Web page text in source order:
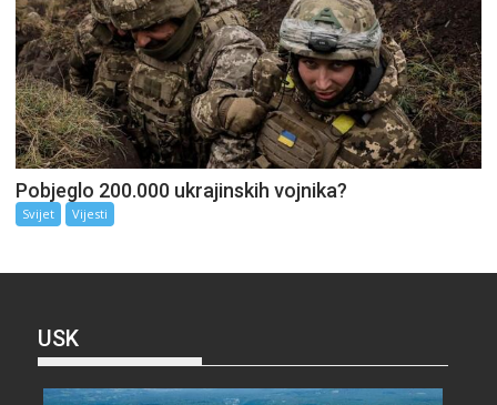
Pobjeglo 200.000 ukrajinskih vojnika?
Svijet Vijesti
USK